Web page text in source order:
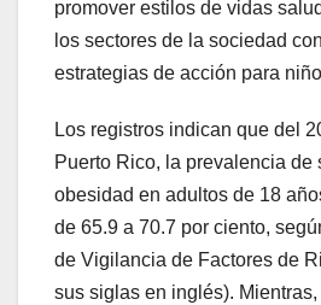
promover estilos de vidas
los sectores de la sociedad
estrategias de acción para
Los registros indican que del
Puerto Rico, la prevalencia de
obesidad en adultos de 18
de 65.9 a 70.7 por ciento,
de Vigilancia de Factores de
sus siglas en inglés).